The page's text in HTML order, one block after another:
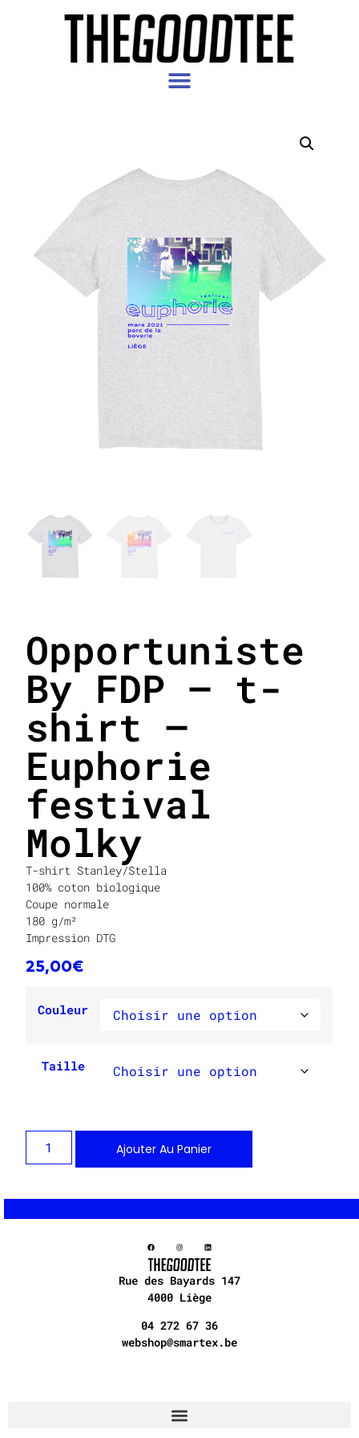
Opportuniste
By FDP – t-
shirt –
Euphorie
festival
Molky
T-shirt Stanley/Stella
100% coton biologique
Coupe normale
180 g/m²
Impression DTG
25,00€
Couleur
Taille
Ajouter Au Panier
Rue des Bayards 147
4000 Liège
04 272 67 36
webshop@smartex.be